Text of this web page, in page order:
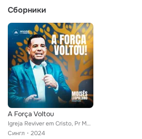
Сборники
A Força Voltou
Igreja Reviver em Cristo, Pr Moisés Leopoldino
Сингл
2024